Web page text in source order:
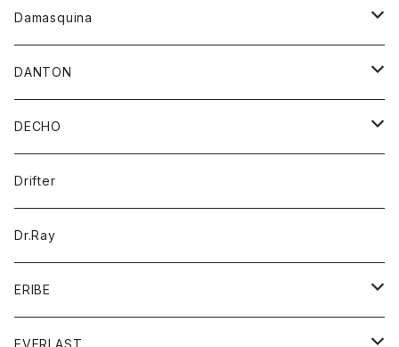
パーカー
Tシャツ
パーカー
ワンピース
ブラウス
キャップ
Damasquina
ウォレット
カードケース
バッグ
DANTON
アウター
コート
ジャケット
アクセサリー
バッグ
キッズ
シャツ
Tシャツ
グッズ
帽子
トップス
DECHO
帽子
Drifter
Dr.Ray
ERIBE
ニット
EVERLAST